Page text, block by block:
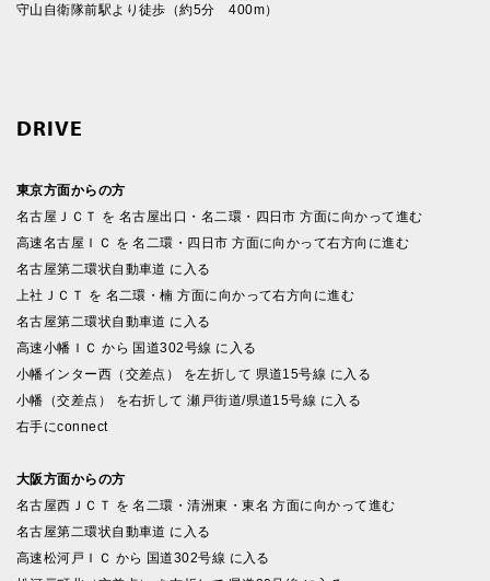
守山自衛隊前駅より徒歩（約5分 400m）
DRIVE
東京方面からの方
名古屋ＪＣＴ を 名古屋出口・名二環・四日市 方面に向かって進む
高速名古屋ＩＣ を 名二環・四日市 方面に向かって右方向に進む
名古屋第二環状自動車道 に入る
上社ＪＣＴ を 名二環・楠 方面に向かって右方向に進む
名古屋第二環状自動車道 に入る
高速小幡ＩＣ から 国道302号線 に入る
小幡インター西（交差点） を左折して 県道15号線 に入る
小幡（交差点） を右折して 瀬戸街道/県道15号線 に入る
右手にconnect
大阪方面からの方
名古屋西ＪＣＴ を 名二環・清洲東・東名 方面に向かって進む
名古屋第二環状自動車道 に入る
高速松河戸ＩＣ から 国道302号線 に入る